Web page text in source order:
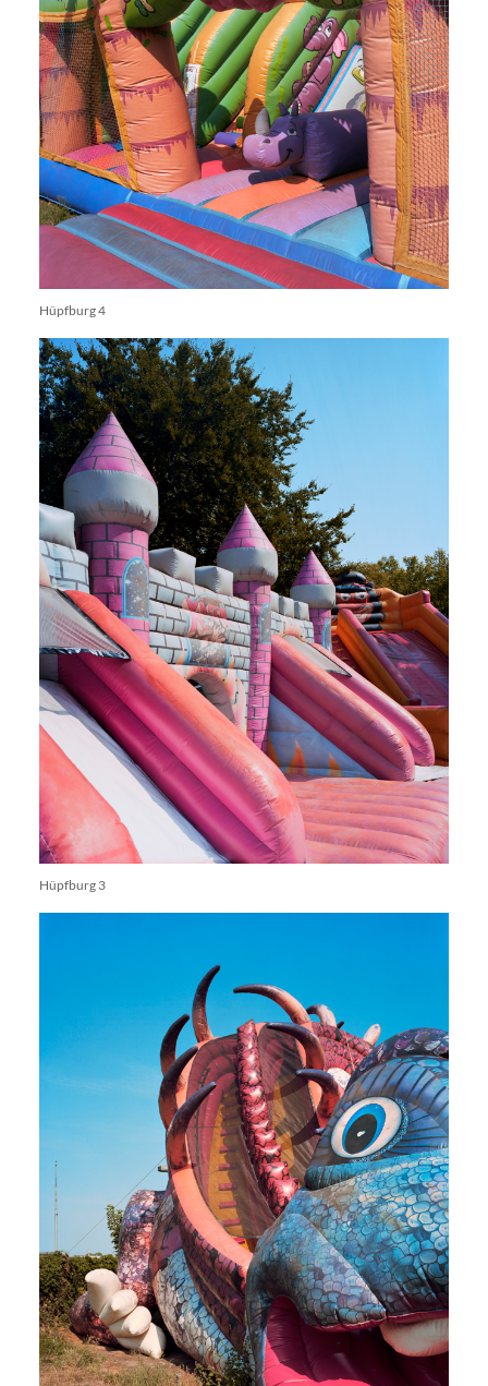
Hüpfburg 4
Hüpfburg 3